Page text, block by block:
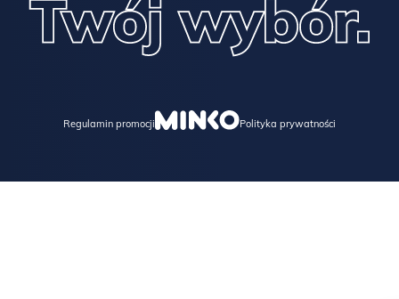
Powierzchnia mebla jest lakierowana w profesjonalnej lakierni,
lakierem otwarto porowym, co daje maksymalne wrażenie
Powierzchnia jest trwała i odporna na codzienne użytkowanie,
powierzchnię.
Regulamin promocji Polityka prywatności